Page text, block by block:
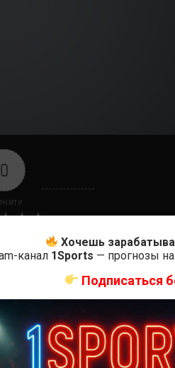
0
лучшие и актуальные
Хочешь
канал 1Sports — прогнозы
Подписаться